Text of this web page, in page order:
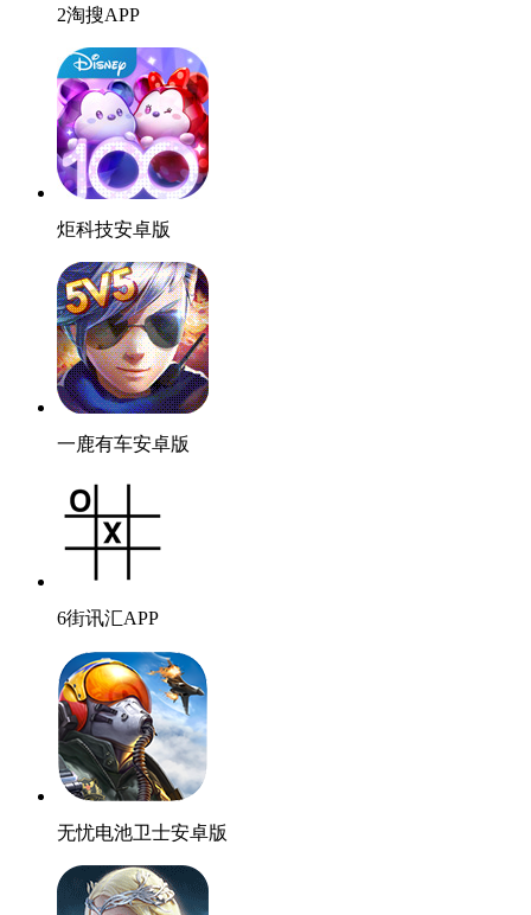
2淘搜APP
炬科技安卓版
一鹿有车安卓版
6街讯汇APP
无忧电池卫士安卓版